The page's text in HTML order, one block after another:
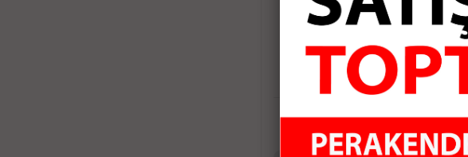
ONEZERO ZR-630 LAPTOP STANDI
167.13 TL